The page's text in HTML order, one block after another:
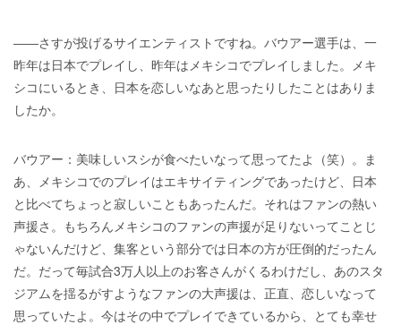
――さすが投げるサイエンティストですね。バウアー選手は、一
昨年は日本でプレイし、昨年はメキシコでプレイしました。メキ
シコにいるとき、日本を恋しいなあと思ったりしたことはありま
したか。
バウアー：美味しいスシが食べたいなって思ってたよ（笑）。ま
あ、メキシコでのプレイはエキサイティングであったけど、日本
と比べてちょっと寂しいこともあったんだ。それはファンの熱い
声援さ。もちろんメキシコのファンの声援が足りないってことじ
ゃないんだけど、集客という部分では日本の方が圧倒的だったん
だ。だって毎試合3万人以上のお客さんがくるわけだし、あのスタ
ジアムを揺るがすようなファンの大声援は、正直、恋しいなって
思っていたよ。今はその中でプレイできているから、とても幸せ